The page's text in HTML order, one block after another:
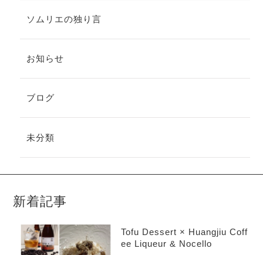
ソムリエの独り言
お知らせ
ブログ
未分類
新着記事
Tofu Dessert × Huangjiu Coff
ee Liqueur & Nocello